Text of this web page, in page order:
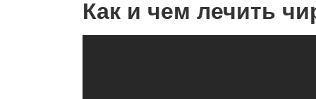
Как и чем лечить